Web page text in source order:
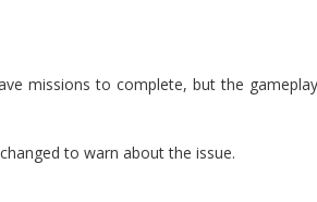
missions to complete, but the
to warn about the issue.